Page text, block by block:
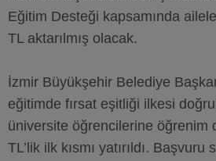
Eğitim Desteği kapsamında
TL aktarılmış olacak.
İzmir Büyükşehir Belediye
eğitimde fırsat eşitliği ilkesi
üniversite öğrencilerine öğrenim
TL’lik ilk kısmı yatırıldı.